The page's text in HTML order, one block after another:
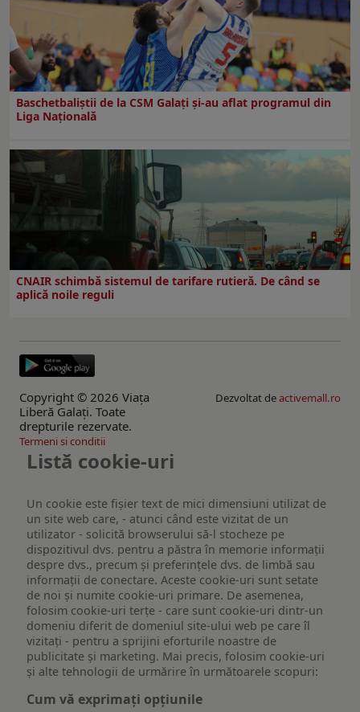
Baschetbaliștii de la CSM Galați și-au aflat programul din
Liga Națională
CNAIR schimbă sistemul de tarifare rutieră. De când se
aplică noile reguli
Copyright © 2026 Viaţa
Liberă Galaţi. Toate
drepturile rezervate.
Dezvoltat deactivemall.ro
Termeni si conditii
Listă cookie-uri
Un cookie este fişier text de mici dimensiuni utilizat de
un site web care, - atunci când este vizitat de un
utilizator - solicită browserului să-l stocheze pe
dispozitivul dvs. pentru a păstra în memorie informații
despre dvs., precum și preferințele dvs. de limbă sau
informații de conectare. Aceste cookie-uri sunt setate
de noi și numite cookie-uri primare. De asemenea,
folosim cookie-uri terțe - care sunt cookie-uri dintr-un
domeniu diferit de domeniul site-ului web pe care îl
vizitați - pentru a sprijini eforturile noastre de
publicitate și marketing. Mai precis, folosim cookie-uri
și alte tehnologii de urmărire în următoarele scopuri:
Cum vă exprimați opțiunile